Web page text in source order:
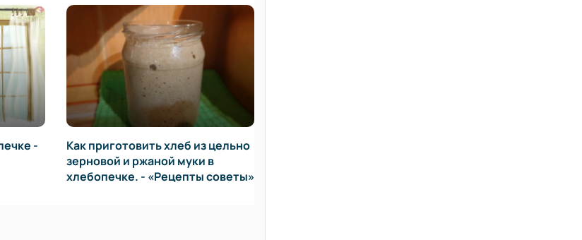
Как приготовить хлеб из цельно
зерновой и ржаной муки в
хлебопечке. - «Рецепты советы»
Как приготовить хлеб Муна -